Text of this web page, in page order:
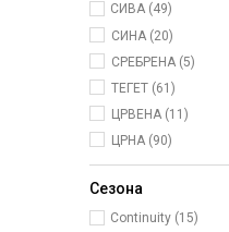
СИВА (49)
СИНА (20)
СРЕБРЕНА (5)
ТЕГЕТ (61)
ЦРВЕНА (11)
ЦРНА (90)
Сезона
Continuity (15)